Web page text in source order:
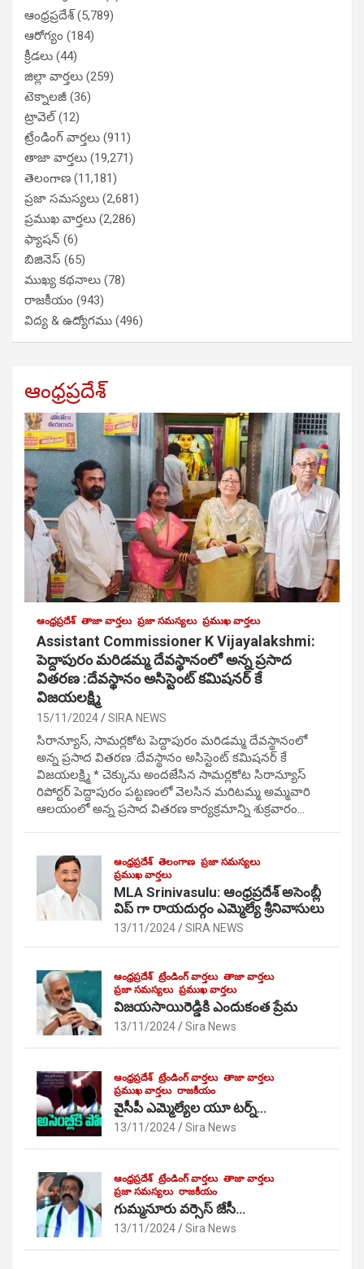
ఆంధ్రప్రదేశ్(5,789)
ఆరోగ్యం (184)
క్రీడలు (44)
జిల్లా వార్తలు (259)
టెక్నాలజీ (36)
ట్రావెల్(12)
ట్రేండింగ్ వార్తలు (911)
తాజా వార్తలు (19,271)
తెలంగాణ (11,181)
ప్రజా సమస్యలు (2,681)
ప్రముఖ వార్తలు (2,286)
ఫ్యాషన్ (6)
బిజినెస్ (65)
ముఖ్య కథనాలు (78)
రాజకీయం (943)
విద్య & ఉద్యోగము (496)
ఆంధ్రప్రదేశ్
ఆంధ్రప్రదేశ్ తాజా వార్తలు ప్రజా సమస్యలు ప్రముఖ వార్తలు
Assistant Commissioner K Vijayalakshmi:
పెద్దాపురం మరిడమ్మ దేవస్థానంలో అన్న ప్రసాద
వితరణ :దేవస్థానం అసిస్టెంట్ కమిషనర్ కే
విజయలక్ష్మి
15/11/2024 SIRA NEWS
సిరాన్యూస్, సామర్లకోట పెద్దాపురం మరిడమ్మ దేవస్థానంలో
అన్న ప్రసాద వితరణ :దేవస్థానం అసిస్టెంట్ కమిషనర్ కే
విజయలక్ష్మి * చెక్కును అందజేసిన సామర్లకోట సిరాన్యూస్
రిపోర్టర్ పెద్దాపురం పట్టణంలో వెలసిన మరిటమ్మ అమ్మవారి
ఆలయంలో అన్న ప్రసాద వితరణ కార్యక్రమాన్ని శుక్రవారం…
ఆంధ్రప్రదేశ్ తెలంగాణ ప్రజా సమస్యలు
ప్రముఖ వార్తలు
MLA Srinivasulu: ఆంధ్రప్రదేశ్ అసెంబ్లీ
విప్ గా రాయదుర్గం ఎమ్మెల్యే శ్రీనివాసులు
13/11/2024 SIRA NEWS
ఆంధ్రప్రదేశ్ ట్రేండింగ్ వార్తలు తాజా వార్తలు
ప్రజా సమస్యలు ప్రముఖ వార్తలు
విజయసాయిరెడ్డికి ఎందుకంత ప్రేమ
13/11/2024 Sira News
ఆంధ్రప్రదేశ్ ట్రేండింగ్ వార్తలు తాజా వార్తలు
ప్రముఖ వార్తలు రాజకీయం
వైసీపీ ఎమ్మెల్యేల యూ టర్న్…
13/11/2024 Sira News
ఆంధ్రప్రదేశ్ ట్రేండింగ్ వార్తలు తాజా వార్తలు
ప్రజా సమస్యలు రాజకీయం
గుమ్మనూరు వర్సెస్ జేసీ…
13/11/2024 Sira News